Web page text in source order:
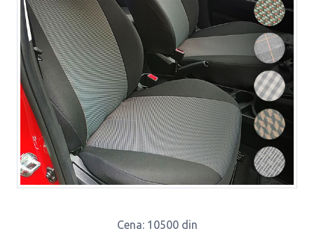
Cena: 10500 din